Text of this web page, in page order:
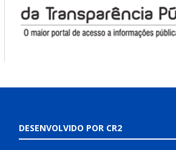
DESENVOLVIDO POR CR2